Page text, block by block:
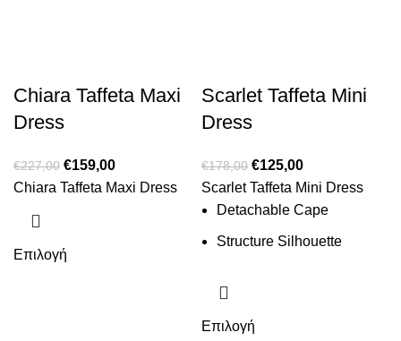
Chiara Taffeta Maxi
Dress
€227,00 €159,00
Chiara Taffeta Maxi Dress
Επιλογή
Scarlet Taffeta Mini
Dress
€178,00 €125,00
Scarlet Taffeta Mini Dress
Detachable Cape
Structure Silhouette
Επιλογή